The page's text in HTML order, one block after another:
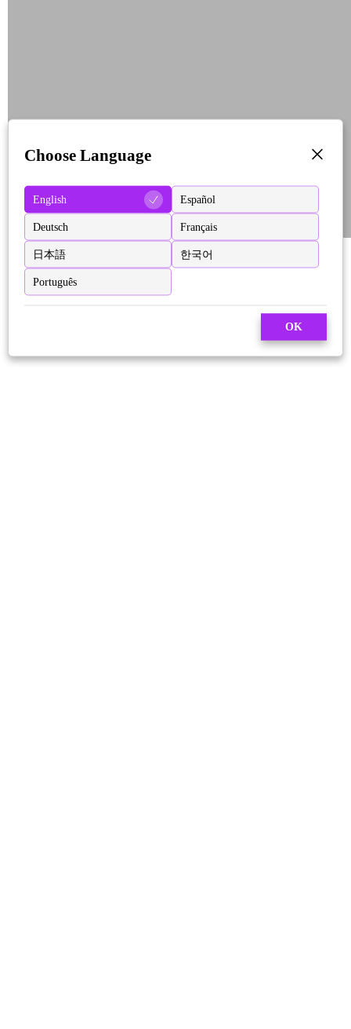
Choose Language
English Español
Deutsch Français
日本語 한국어
Português
OK